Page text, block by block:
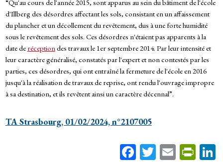
“Qu'au cours de l'année 2015, sont apparus au sein du bâtiment de l'école
d'Illberg des désordres affectant les sols, consistant en un affaissement
du plancher et un décollement du revêtement, dus à une forte humidité
sous le revêtement des sols. Ces désordres n'étaient pas apparents à la
date de réceptiondes travaux le 1er septembre 2014. Par leur intensité et
leur caractère généralisé, constatés par l'expert et non contestés par les
parties, ces désordres, qui ont entraîné la fermeture de l'école en 2016
jusqu'à la réalisation de travaux de reprise, ont rendu l'ouvrage impropre
à sa destination, et ils revêtent ainsi un caractère décennal”.
TA Strasbourg, 01/02/2024, n°2107005
Fa T E Pr